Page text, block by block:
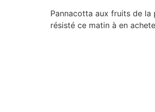
Pannacotta aux fruits de la
résisté ce matin à en